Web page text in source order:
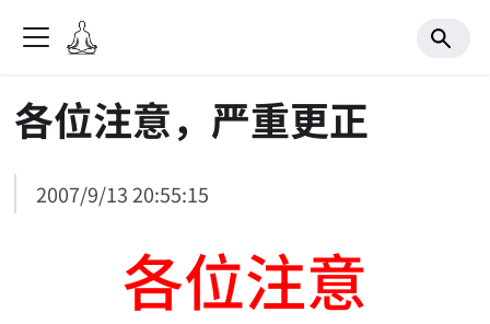
各位注意，严重更正
2007/9/13 20:55:15
各位注意